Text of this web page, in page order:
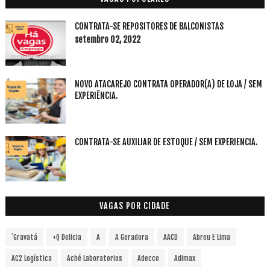
CONTRATA-SE REPOSITORES DE BALCONISTAS
setembro 02, 2022
NOVO ATACAREJO CONTRATA OPERADOR(A) DE LOJA / SEM
EXPERIÊNCIA.
CONTRATA-SE AUXILIAR DE ESTOQUE / SEM EXPERIENCIA.
VAGAS POR CIDADE
´Gravatá +Q Delicia A A Geradora AACD Abreu E Lima
AC2 Logística Aché Laboratorios Adecco Adimax